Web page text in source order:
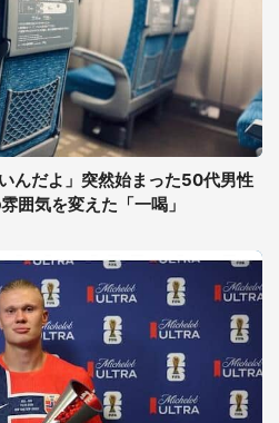
んだよ」突然始まった50代男性
囲気を変えた「一喝」